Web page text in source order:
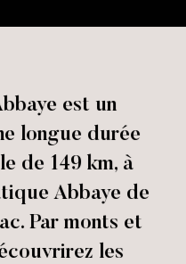
est un
longue durée
de 149 km, à
Abbaye de
Par monts et
les